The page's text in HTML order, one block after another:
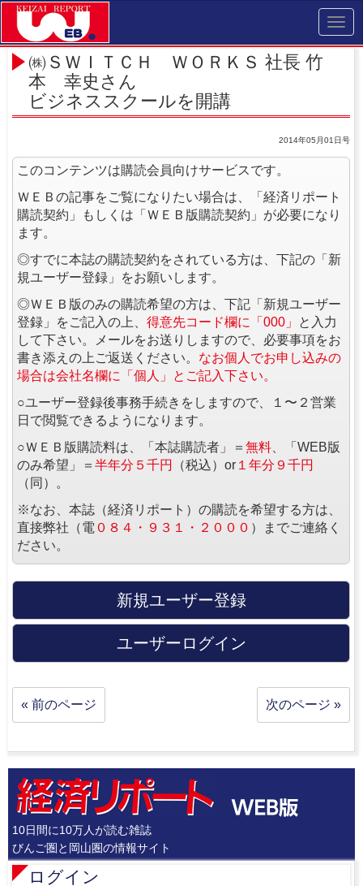
㈱ＳＷＩＴＣＨ ＷＯＲＫＳ 社長 竹
本 幸史さん
ビジネススクールを開講
2014年05月01日号
このコンテンツは購読会員向けサービスです。
ＷＥＢの記事をご覧になりたい場合は、「経済リポート
購読契約」もしくは「ＷＥＢ版購読契約」が必要になり
ます。
◎すでに本誌の購読契約をされている方は、下記の「新
規ユーザー登録」をお願いします。
◎ＷＥＢ版のみの購読希望の方は、下記「新規ユーザー
登録」をご記入の上、 得意先コード欄に「000」
と入力
して下さい。メールをお送りしますので、必要事項をお
書き添えの上ご返送ください。 なお個人でお申し込みの
場合は会社名欄に「個人」とご記入下さい。
○ユーザー登録後事務手続きをしますので、１〜２営業
日で閲覧できるようになります。
○ＷＥＢ版購読料は、「本誌購読者」＝ 無料 、「WEB版
のみ希望」＝ 半年分５千円 （税込）or １年分９千円
（同）。
※なお、本誌（経済リポート）の購読を希望する方は、
直接弊社（電 ０８４・９３１・２０００ ）までご連絡く
ださい。
新規ユーザー登録
ユーザーログイン
« 前のページ 次のページ »
10日間に10万人が読む雑誌
びんご圏と岡山圏の情報サイト
ログイン